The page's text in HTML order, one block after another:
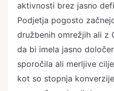
aktivnosti brez jasno
Podjetja pogosto
družbenih omrežjih ali z
da bi imela jasno
sporočila ali merljive
kot so stopnja